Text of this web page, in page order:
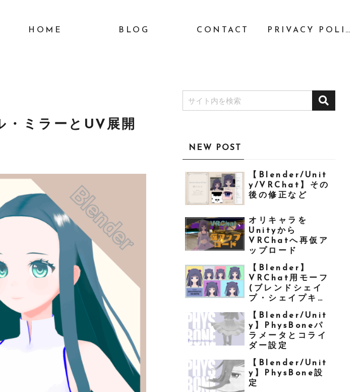
HOME BLOG CONTACT PRIVACY POLICY
・ミラーとUV展開
NEW POST
【Blender/Unit
y/VRChat】その
後の修正など
オリキャラを
Unityから
VRChatへ再仮ア
ップロード
【Blender】
VRChat用モーフ
(ブレンドシェイ
プ・シェイプキー)
【Blender/Unit
y】PhysBoneパ
ラメータとコライ
ダー設定
【Blender/Unit
y】PhysBone設
定